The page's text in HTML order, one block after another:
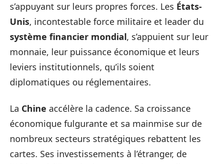
s’appuyant sur leurs propres forces. Les États-
Unis, incontestable force militaire et leader du
système financier mondial, s’appuient sur leur
monnaie, leur puissance économique et leurs
leviers institutionnels, qu’ils soient
diplomatiques ou réglementaires.
La Chine accélère la cadence. Sa croissance
économique fulgurante et sa mainmise sur de
nombreux secteurs stratégiques rebattent les
cartes. Ses investissements à l’étranger, de